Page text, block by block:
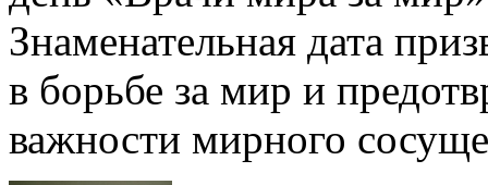
Знаменательная дата
в борьбе за мир и
важности мирного